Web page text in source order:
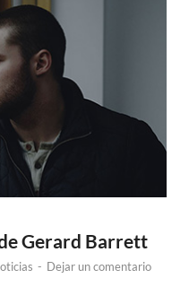
Gerard Barrett
- Dejar un comentario